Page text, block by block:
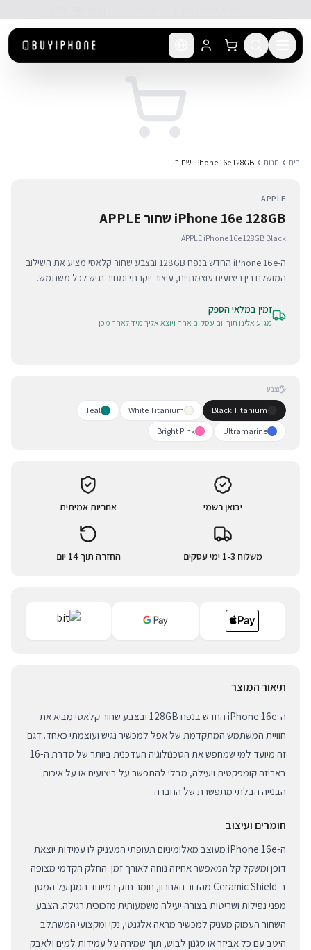
בית חנות iPhone 16e 128GB שחור
APPLE
iPhone 16e 128GB שחור APPLE
APPLE iPhone 16e 128GB Black
ה-iPhone 16e החדש בנפח 128GB ובצבע שחור קלאסי מציע את השילוב
המושלם בין ביצועים עוצמתיים, עיצוב יוקרתי ומחיר נגיש לכל משתמש.
זמין במלאי הספק
מגיע אלינו תוך יום עסקים אחד ויוצא אליך מיד לאחר מכן
צבע
Black Titanium
White Titanium
Teal
Ultramarine
Bright Pink
יבואן רשמי אחריות אמיתית
משלוח 1-3 ימי עסקים החזרה תוך 14 יום
תיאור המוצר
ה-iPhone 16e החדש בנפח 128GB ובצבע שחור קלאסי מביא את
חוויית המשתמש המתקדמת של אפל למכשיר נגיש ועוצמתי כאחד. דגם
זה מיועד למי שמחפש את הטכנולוגיה העדכנית ביותר של סדרת ה-16
באריזה קומפקטית ויעילה, מבלי להתפשר על ביצועים או על איכות
הבנייה הבלתי מתפשרת של החברה.
חומרים ועיצוב
ה-iPhone 16e מעוצב מאלומיניום תעופתי המעניק לו עמידות יוצאת
דופן ומשקל קל המאפשר אחיזה נוחה לאורך זמן. החלק הקדמי מצופה
ב-Ceramic Shield מהדור האחרון, חומר חזק במיוחד המגן על המסך
מפני נפילות ושריטות בצורה יעילה משמעותית מזכוכית רגילה. הצבע
השחור העמוק מעניק למכשיר מראה אלגנטי, נקי ומקצועי המשתלב
היטב עם כל אביזר או סגנון לבוש, תוך שמירה על עמידות למים ולאבק